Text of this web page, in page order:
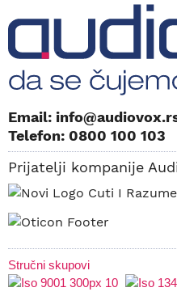
Email:
Telefon: 0800 100 103
Prijatelji kompanije
Stručni skupovi